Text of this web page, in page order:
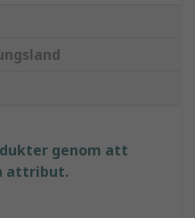
genom att
attribut.